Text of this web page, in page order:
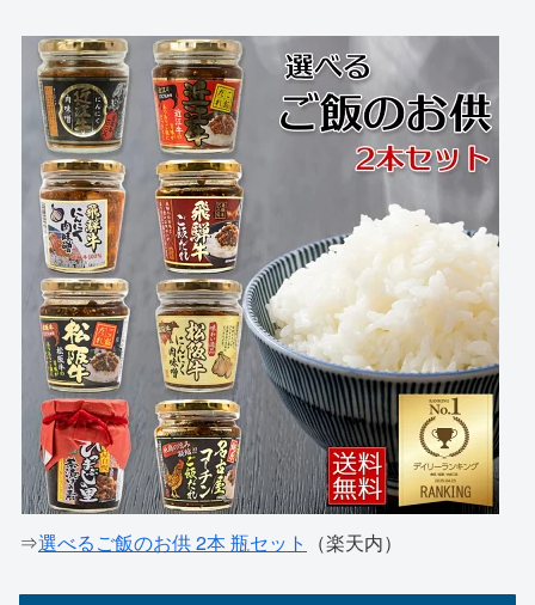
⇒選べるご飯のお供 2本 瓶セット （楽天内）